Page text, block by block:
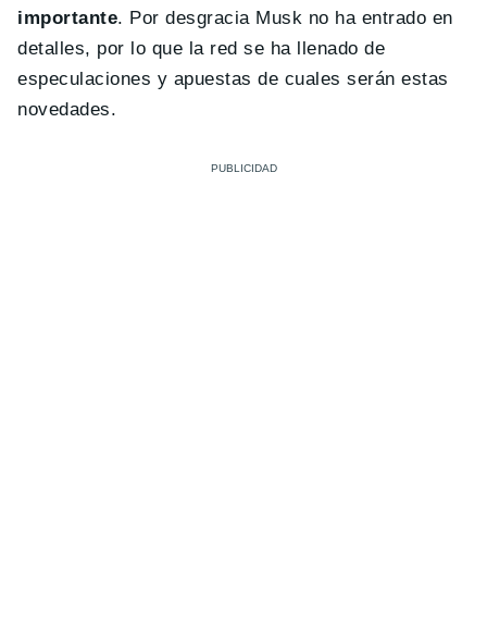
importante. Por desgracia Musk no ha entrado en
detalles, por lo que la red se ha llenado de
especulaciones y apuestas de cuales serán estas
novedades.